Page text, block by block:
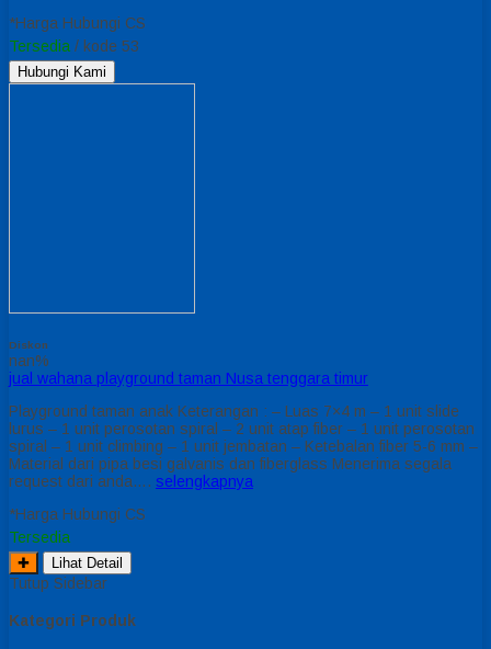
*Harga Hubungi CS
Tersedia / kode 53
Hubungi Kami
Diskon
nan%
jual wahana playground taman Nusa tenggara timur
Playground taman anak Keterangan : – Luas 7×4 m – 1 unit slide
lurus – 1 unit perosotan spiral – 2 unit atap fiber – 1 unit perosotan
spiral – 1 unit climbing – 1 unit jembatan – Ketebalan fiber 5-6 mm –
Material dari pipa besi galvanis dan fiberglass Menerima segala
request dari anda…. selengkapnya
*Harga Hubungi CS
Tersedia
✚ Lihat Detail
Tutup Sidebar
Kategori Produk